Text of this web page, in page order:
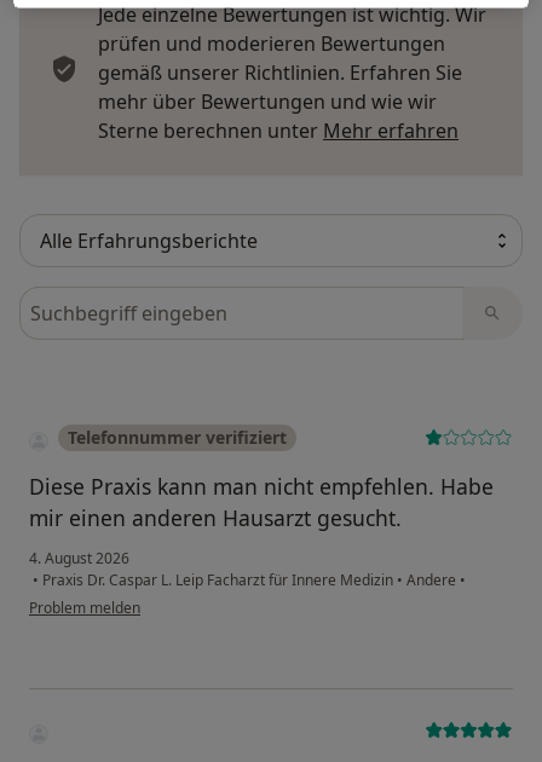
Jede einzelne Bewertungen ist wichtig. Wir
prüfen und moderieren Bewertungen
gemäß unserer Richtlinien. Erfahren Sie
mehr über Bewertungen und wie wir
Sterne berechnen unter Mehr erfahren
Bewertungen durchsuchen
Telefonnummer verifiziert
Diese Praxis kann man nicht empfehlen. Habe
mir einen anderen Hausarzt gesucht.
4. August 2026
• Praxis Dr. Caspar L. Leip Facharzt für Innere Medizin • Andere •
Problem melden